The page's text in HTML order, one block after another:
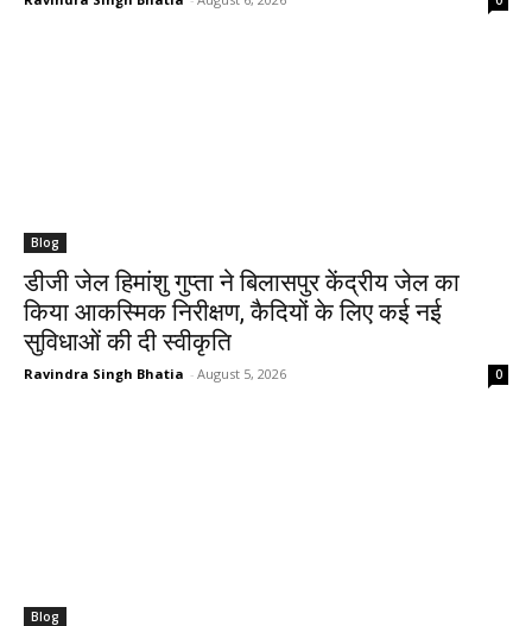
Blog
डीजी जेल हिमांशु गुप्ता ने बिलासपुर केंद्रीय जेल का
किया आकस्मिक निरीक्षण, कैदियों के लिए कई नई
सुविधाओं की दी स्वीकृति
Ravindra Singh Bhatia - August 5, 2026 0
Blog